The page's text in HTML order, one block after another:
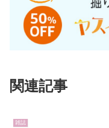
関連記事
雑誌